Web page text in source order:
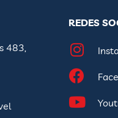
483,
REDES